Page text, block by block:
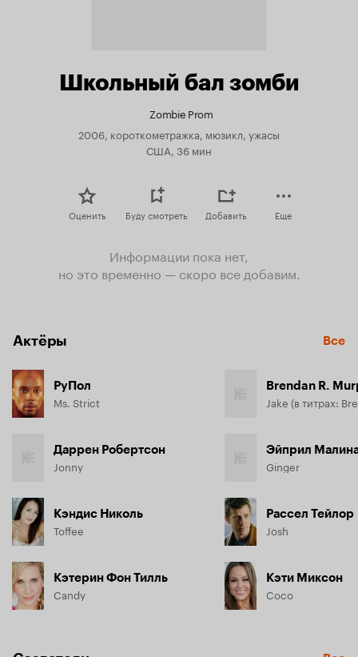
Школьный бал зомби
Zombie Prom
2006, короткометражка, мюзикл, ужасы
США, 36 мин
Оценить Буду смотреть Добавить Еще
Информации пока нет,
но это временно — скоро все добавим.
Актёры Все
РуПол
Ms. Strict
Даррен Робертсон
Jonny
Кэндис Николь
Toffee
Кэтерин Фон Тилль
Candy
Brendan R.
Эйприл
Ginger
Рассел Тейлор
Josh
Кэти Миксон
Coco